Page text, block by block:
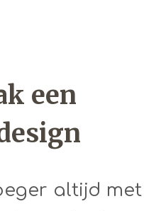
een
altijd met